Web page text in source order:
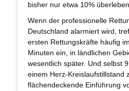
bisher nur etwa 10%
Wenn der professionelle
Deutschland alarmiert wird,
ersten Rettungskräfte häufig
Minuten ein, in ländlichen
wesentlich später. Und selbst
einem Herz-Kreislaufstillstand
flächendeckende Einführung